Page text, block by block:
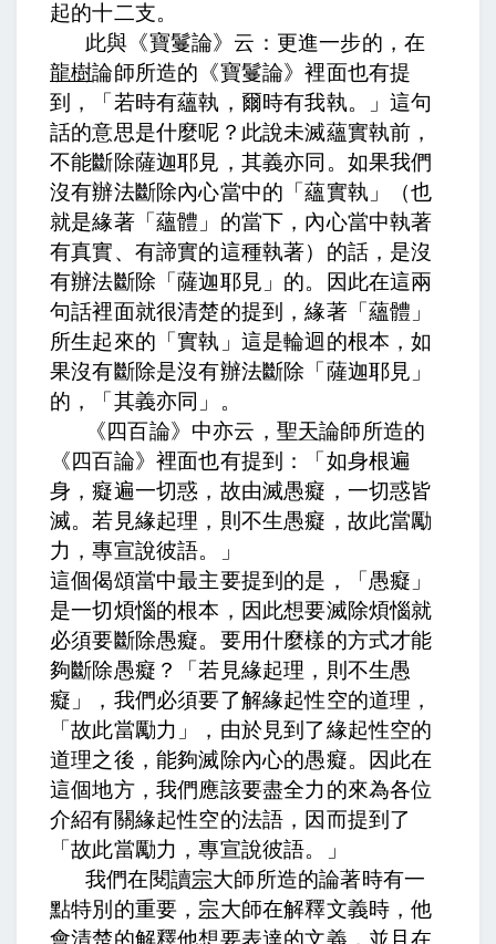
起的十二支。
此與《寶鬘論》云： 更進一步的，在
龍樹論師所造的《寶鬘論》裡面也有提
到，
「若時有蘊執，爾時有我執。」這句
話的意思是什麼呢？ 此說未滅蘊實執前，
不能斷除薩迦耶見，其義亦同。 如果我們
沒有辦法斷除內心當中的「蘊實執」（也
就是緣著「蘊體」的當下，內心當中執著
有真實、有諦實的這種執著）的話，是沒
有辦法斷除「薩迦耶見」的。因此在這兩
句話裡面就很清楚的提到，緣著「蘊體」
所生起來的「實執」這是輪迴的根本，如
果沒有斷除是沒有辦法斷除「薩迦耶見」
的，「其義亦同」。
《四百論》中亦云， 聖天論師所造的
《四百論》裡面也有提到：
「如身根遍
身，癡遍一切惑，故由滅愚癡，一切惑皆
滅。若見緣起理，則不生愚癡，故此當勵
力，專宣說彼語。」
這個偈頌當中最主要提到的是，「愚癡」
是一切煩惱的根本，因此想要滅除煩惱就
必須要斷除愚癡。要用什麼樣的方式才能
夠斷除愚癡？「若見緣起理，則不生愚
癡」，我們必須要了解緣起性空的道理，
「故此當勵力」，由於見到了緣起性空的
道理之後，能夠滅除內心的愚癡。因此在
這個地方，我們應該要盡全力的來為各位
介紹有關緣起性空的法語，因而提到了
「故此當勵力，專宣說彼語。」
我們在閱讀宗大師所造的論著時有一
點特別的重要， 宗大師在解釋文義時，他
會清楚的解釋他想要表達的文義，並且在